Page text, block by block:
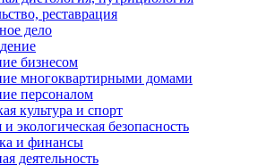
реставрация
дело
бизнесом
многоквартирными домами
персоналом
культура и спорт
экологическая безопасность
и финансы
деятельность